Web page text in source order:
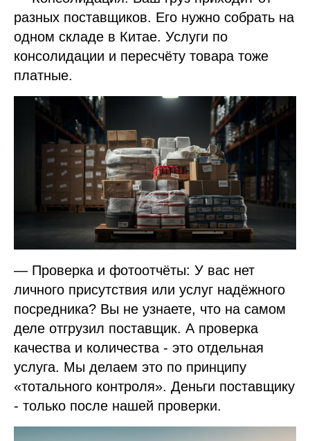
разных поставщиков. Его нужно собрать на
одном складе в Китае. Услуги по
консолидации и пересчёту товара тоже
платные.
— Проверка и фотоотчёты: У вас нет
личного присутствия или услуг надёжного
посредника? Вы не узнаете, что на самом
деле отгрузил поставщик. А проверка
качества и количества - это отдельная
услуга. Мы делаем это по принципу
«тотального контроля». Деньги поставщику
- только после нашей проверки.